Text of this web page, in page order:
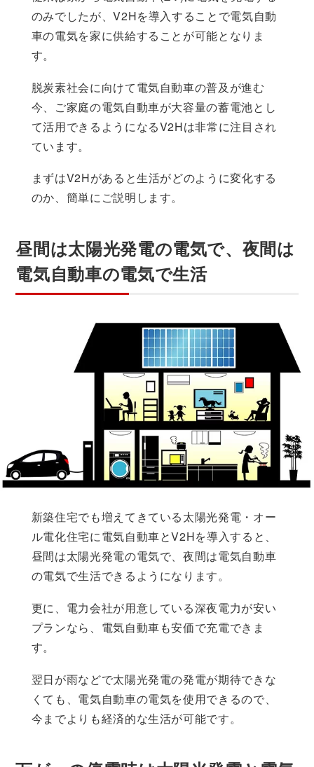
のみでしたが、V2Hを導入することで電気自動
車の電気を家に供給することが可能となりま
す。
脱炭素社会に向けて電気自動車の普及が進む
今、ご家庭の電気自動車が大容量の蓄電池とし
て活用できるようになるV2Hは非常に注目され
ています。
まずはV2Hがあると生活がどのように変化する
のか、簡単にご説明します。
昼間は太陽光発電の電気で、夜間は
電気自動車の電気で生活
新築住宅でも増えてきている太陽光発電・オー
ル電化住宅に電気自動車とV2Hを導入すると、
昼間は太陽光発電の電気で、夜間は電気自動車
の電気で生活できるようになります。
更に、電力会社が用意している深夜電力が安い
プランなら、電気自動車も安価で充電できま
す。
翌日が雨などで太陽光発電の発電が期待できな
くても、電気自動車の電気を使用できるので、
今までよりも経済的な生活が可能です。